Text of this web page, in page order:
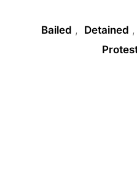
Bailed , Detained ,